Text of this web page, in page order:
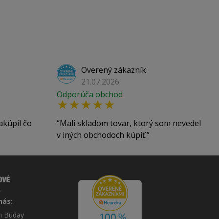
čo
Overený zákazník
21.07.2026
Odporúča obchod
Mali skladom tovar, ktorý som nevedel
v iných obchodoch kúpiť.
Buday